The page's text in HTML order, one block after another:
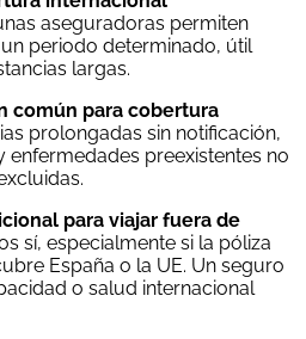
aseguradoras permiten
periodo determinado, útil
largas.
común para cobertura
prolongadas sin notificación,
enfermedades preexistentes no
para viajar fuera de
sí, especialmente si la póliza
España o la UE. Un seguro
o salud internacional